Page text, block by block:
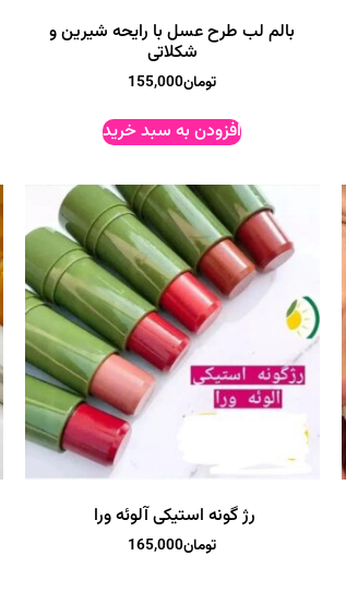
بالم لب طرح عسل با رایحه شیرین و
شکلاتی
تومان155,000
افزودن به سبد خرید
رژ گونه استیکی آلوئه ورا
تومان165,000